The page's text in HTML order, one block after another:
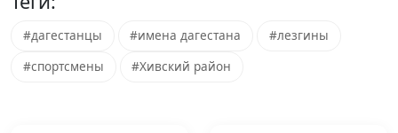
#дагестанцы #имена дагестана
#лезгины
#спортсмены
#Хивский район